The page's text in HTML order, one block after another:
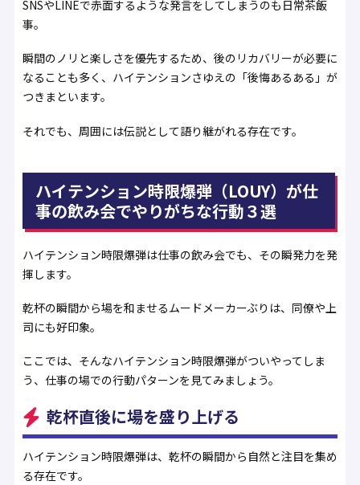
SNSやLINEで赤面するような発言をしてしまうのも日常茶飯
事。
瞬間のノリと楽しさを優先するため、後のリカバリーが必要に
なることも多く、ハイテンションさゆえの「後悔あるある」が
つきまといます。
それでも、周囲には伝説として語り継がれる存在です。
ハイテンション時限爆弾（LOUY）が仕
事の飲み会でやりがちな行動３選
ハイテンション時限爆弾は仕事の飲み会でも、その瞬発力を発
揮します。
乾杯の瞬間から場を和ませるムードメーカーぶりは、同僚や上
司にも好印象。
ここでは、そんなハイテンション時限爆弾がついやってしま
う、仕事の場での行動パターンを見てみましょう。
乾杯直後に場を盛り上げる
ハイテンション時限爆弾は、乾杯の瞬間から自然と注目を集め
る存在です。